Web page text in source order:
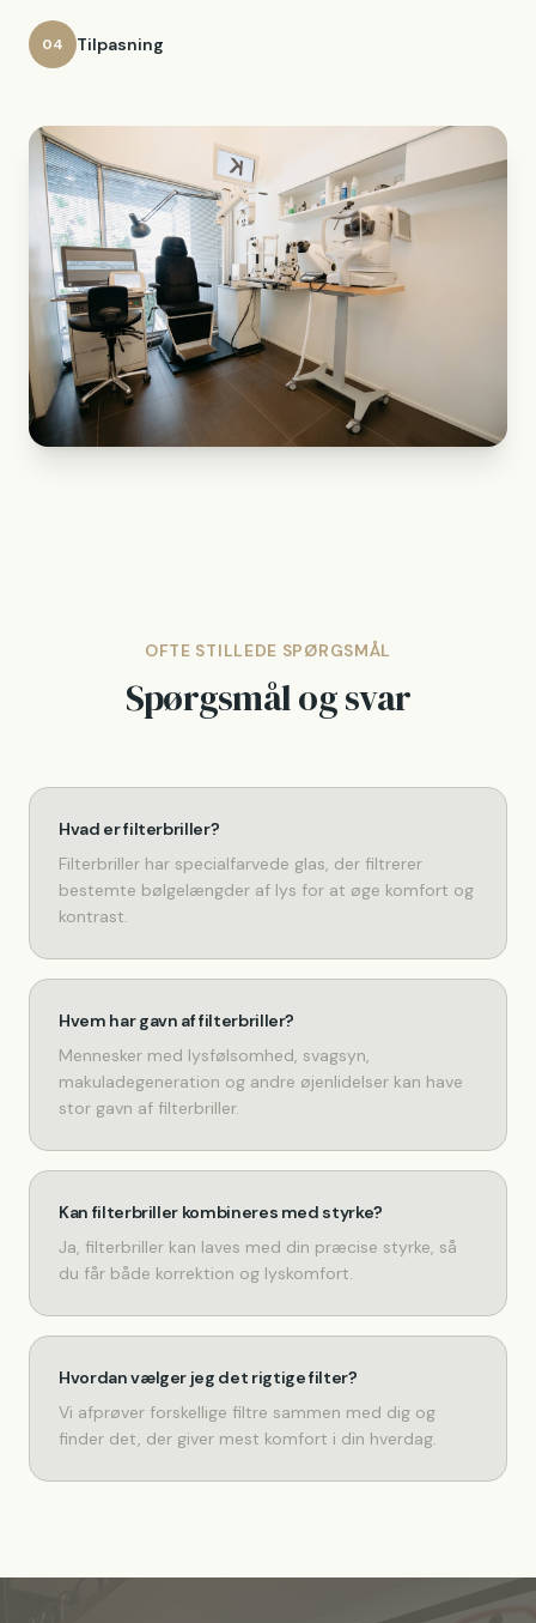
04 Tilpasning
OFTE STILLEDE SPØRGSMÅL
Spørgsmål og svar
Hvad er filterbriller?
Filterbriller har specialfarvede glas, der filtrerer
bestemte bølgelængder af lys for at øge komfort og
kontrast.
Hvem har gavn af filterbriller?
Mennesker med lysfølsomhed, svagsyn,
makuladegeneration og andre øjenlidelser kan have
stor gavn af filterbriller.
Kan filterbriller kombineres med styrke?
Ja, filterbriller kan laves med din præcise styrke, så
du får både korrektion og lyskomfort.
Hvordan vælger jeg det rigtige filter?
Vi afprøver forskellige filtre sammen med dig og
finder det, der giver mest komfort i din hverdag.